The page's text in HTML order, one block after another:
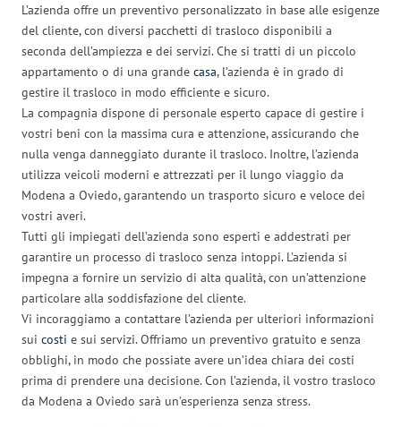
L’azienda offre un preventivo personalizzato in base alle esigenze
del cliente, con diversi pacchetti di trasloco disponibili a
seconda dell’ampiezza e dei servizi. Che si tratti di un piccolo
appartamento o di una grande casa, l’azienda è in grado di
gestire il trasloco in modo efficiente e sicuro.
La compagnia dispone di personale esperto capace di gestire i
vostri beni con la massima cura e attenzione, assicurando che
nulla venga danneggiato durante il trasloco. Inoltre, l’azienda
utilizza veicoli moderni e attrezzati per il lungo viaggio da
Modena a Oviedo, garantendo un trasporto sicuro e veloce dei
vostri averi.
Tutti gli impiegati dell’azienda sono esperti e addestrati per
garantire un processo di trasloco senza intoppi. L’azienda si
impegna a fornire un servizio di alta qualità, con un’attenzione
particolare alla soddisfazione del cliente.
Vi incoraggiamo a contattare l’azienda per ulteriori informazioni
sui costi e sui servizi. Offriamo un preventivo gratuito e senza
obblighi, in modo che possiate avere un’idea chiara dei costi
prima di prendere una decisione. Con l’azienda, il vostro trasloco
da Modena a Oviedo sarà un’esperienza senza stress.